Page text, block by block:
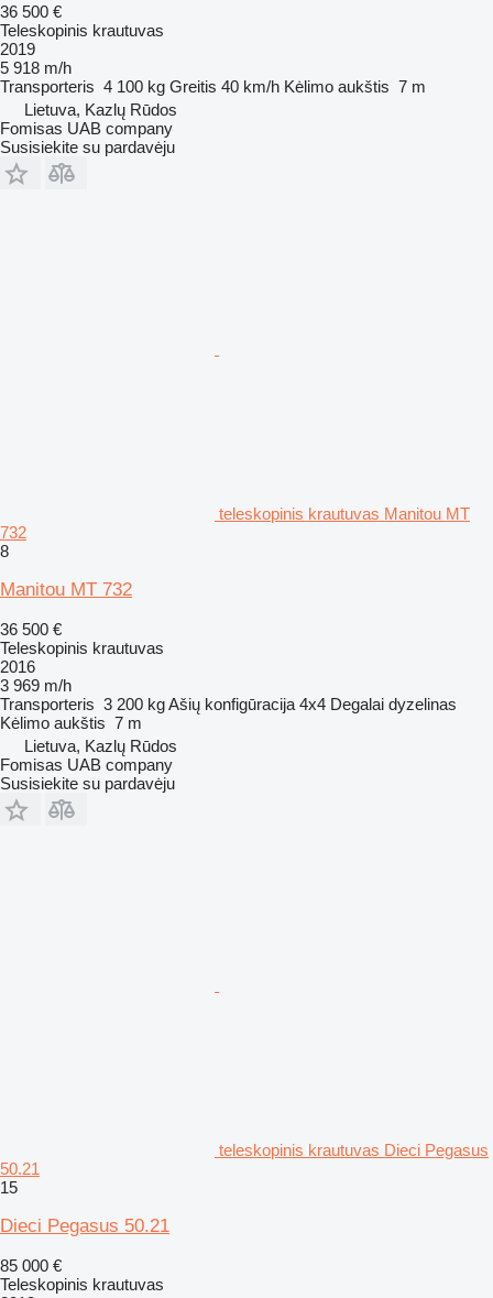
36 500 €
Teleskopinis krautuvas
2019
5 918 m/h
Transporteris 4 100 kg Greitis 40 km/h Kėlimo aukštis 7 m
Lietuva, Kazlų Rūdos
Fomisas UAB company
Susisiekite su pardavėju
teleskopinis krautuvas Manitou MT
732
8
Manitou MT 732
36 500 €
Teleskopinis krautuvas
2016
3 969 m/h
Transporteris 3 200 kgAšių konfigūracija 4x4 Degalai dyzelinas
Kėlimo aukštis 7 m
Lietuva, Kazlų Rūdos
Fomisas UAB company
Susisiekite su pardavėju
teleskopinis krautuvas Dieci Pegasus
50.21
15
Dieci Pegasus 50.21
85 000 €
Teleskopinis krautuvas